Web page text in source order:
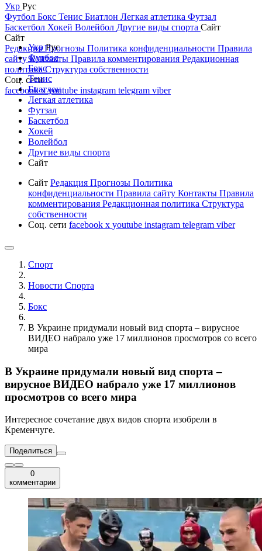
Укр Рус
Футбол Бокс Тенис Биатлон Легкая атлетика Футзал
Баскетбол Хокей Волейбол Другие виды спорта Сайт
Сайт
РедакцияПрогнозы Политика конфиденциальности Правила
сайтуКонтакты Правила комментирования Редакционная
политикаСтруктура собственности
Соц. сети
facebookxyoutube instagram telegram viber
УкрРус
Футбол
Бокс
Тенис
Биатлон
Легкая атлетика
Футзал
Баскетбол
Хокей
Волейбол
Другие виды спорта
Сайт
Сайт Редакция Прогнозы Политика
конфиденциальности Правила сайту Контакты Правила
комментирования Редакционная политика Структура
собственности
Соц. сети facebook x youtube instagram telegram viber
Спорт
Новости Cпорта
Бокс
В Украине придумали новый вид спорта – вирусное
ВИДЕО набрало уже 17 миллионов просмотров со всего
мира
В Украине придумали новый вид спорта –
вирусное ВИДЕО набрало уже 17 миллионов
просмотров со всего мира
Интересное сочетание двух видов спорта изобрели в
Кременчуге.
Поделиться
0
комментарии